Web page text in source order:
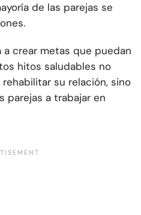
de las parejas se
a crear metas que puedan
hitos saludables no
su relación, sino
parejas a trabajar en